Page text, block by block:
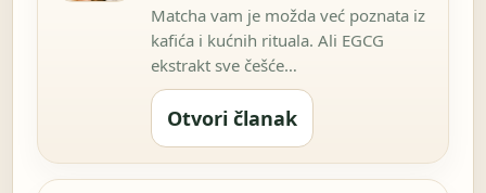
Matcha vam je možda već poznata iz
kafića i kućnih rituala. Ali EGCG
ekstrakt sve češće…
Otvori članak